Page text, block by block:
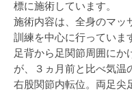
標に施術しています。
施術内容は、全身のマッ
訓練を中心に行っていま
足背から足関節周囲にか
が、３ヵ月前と比べ気温
右股関節内転位。両足尖